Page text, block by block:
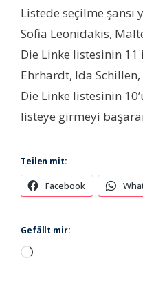
Listede seçilme
Sofia Leonidakis,
Die Linke listesinin 11
Ehrhardt, Ida
Die Linke listesinin
listeye girmeyi
Teilen mit:
Facebook
Gefällt mir:
Wird